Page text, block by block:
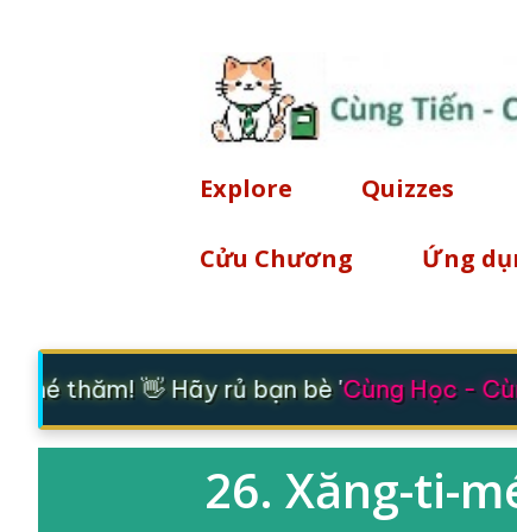
Explore Quizzes
Cửu Chương Ứng
thăm! 👋 Hãy rủ bạn bè 'Cùng Học -
26. Xăng-ti-